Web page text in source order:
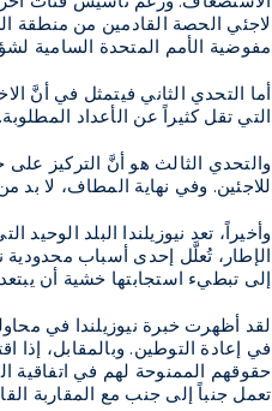
لاجئي الحصة القادمين من منطقة
مفوضية الأمم المتحدة السامية
أما التحدي الثاني فيتمثل في أنَّ
التي تقل كثيراً عن الأعداد المطلوبة.
والتحدي الثالث هو أنَّ التركيز
للاجئين. وفي نهاية المطاف، لا
وأخيراً، تعد نيوزيلندا البلد
الإطار، تُعلَّل إحدى أسباب محدودية
إلى تبطيء استجابتها خشية أن
لقد أظهرت خبرة نيوزيلندا في
في إعادة التوطين. وبالمقابل،
حقوقهم الممنوحة لهم في اتفاقية
تعمل جنباً إلى جنب مع المقاربة